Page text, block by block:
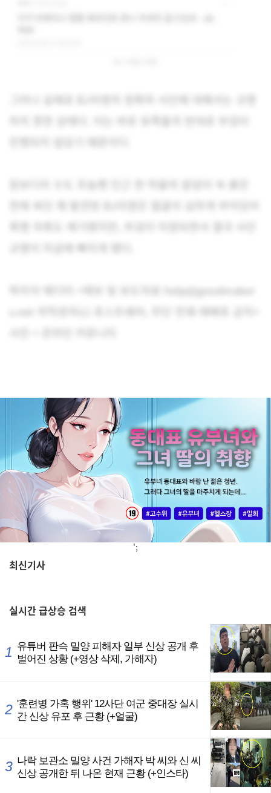
캄보디아 수도 프놈펜 인근 한 마을의 웅덩이 속 붉은
규명이 미궁에 빠지게 됐다.
박지석 에디터 <제보 및 보도자료 help@goodmaker
s.net 저작권자(c) 포스트쉐어, 무단 전재-재배포 금지>
';
최신기사
실시간급상승 검색